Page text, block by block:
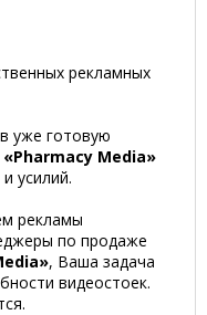
рекламных
уже готовую
«Pharmacy Media»
усилий.
рекламы
по продаже
, Ваша задача
видеостоек.